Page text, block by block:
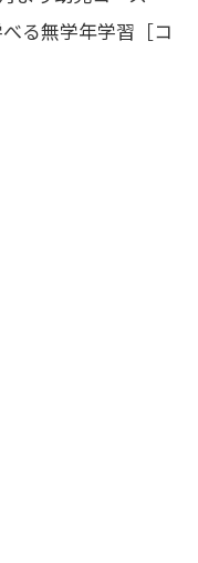
る無学年学習［コ